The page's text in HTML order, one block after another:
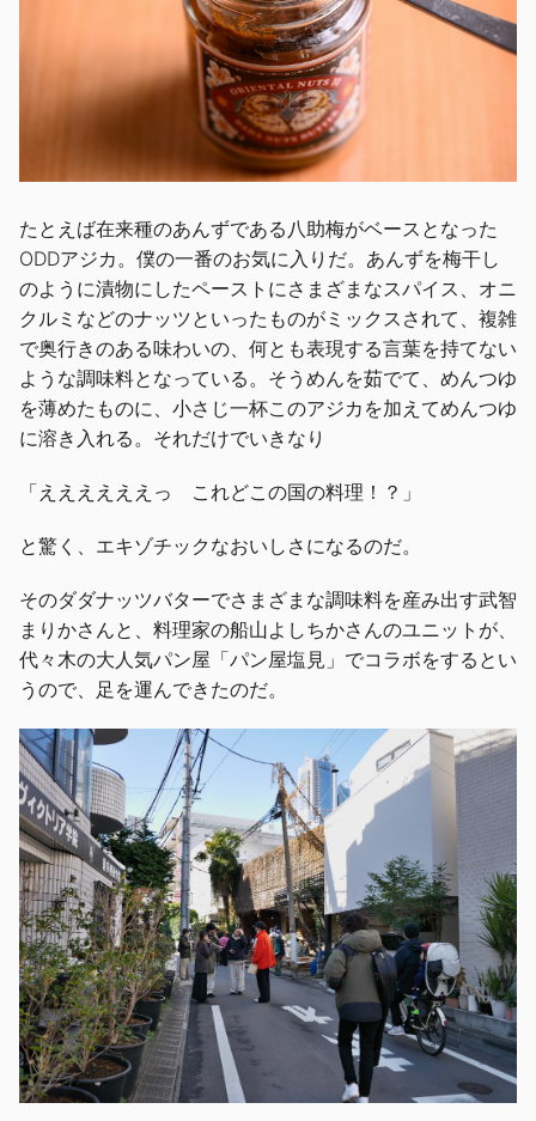
たとえば在来種のあんずである八助梅がベースとなった
ODDアジカ。僕の一番のお気に入りだ。あんずを梅干し
のように漬物にしたペーストにさまざまなスパイス、オニ
クルミなどのナッツといったものがミックスされて、複雑
で奥行きのある味わいの、何とも表現する言葉を持てない
ような調味料となっている。そうめんを茹でて、めんつゆ
を薄めたものに、小さじ一杯このアジカを加えてめんつゆ
に溶き入れる。それだけでいきなり
「ええええええっ これどこの国の料理！？」
と驚く、エキゾチックなおいしさになるのだ。
そのダダナッツバターでさまざまな調味料を産み出す武智
まりかさんと、料理家の船山よしちかさんのユニットが、
代々木の大人気パン屋「パン屋塩見」でコラボをするとい
うので、足を運んできたのだ。